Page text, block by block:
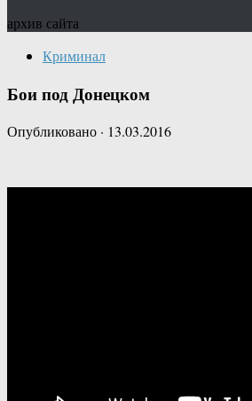
архив сайта
Криминал
Бои под Донецком
Опубликовано · 13.03.2016